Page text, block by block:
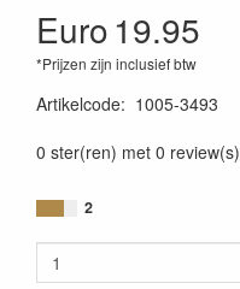
Euro19.95
*Prijzen zijn inclusief btw
Artikelcode: 1005-3493
0 ster(ren) met 0 review(s)
2